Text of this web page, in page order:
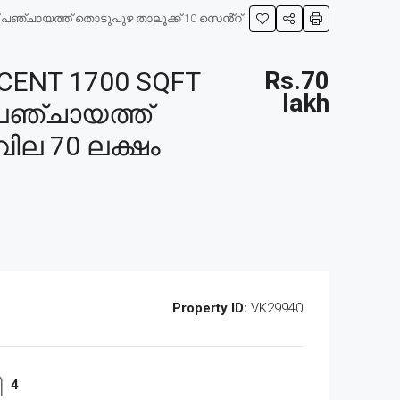
ആലക്കോട് പഞ്ചായത്ത് തൊടുപുഴ താലൂക്ക് 10 സെൻ്റ്
1700 SQFT
പഞ്ചായത്ത്
70 ലക്ഷം
Rs.70
lakh
Property ID: VK29940
4